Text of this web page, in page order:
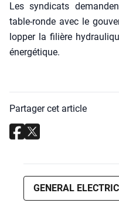
Les syn­di­cats
table-ronde avec le
lop­per la filière
éner­gé­tique.
Partager cet article
GENERAL ELECTRIC